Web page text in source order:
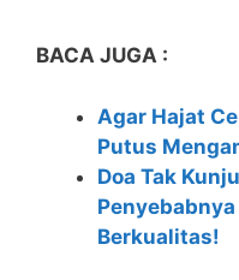
BACA JUGA :
Agar Hajat
Putus
Doa Tak
Berkualitas!